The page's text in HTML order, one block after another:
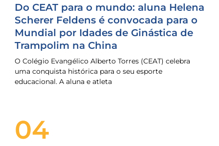
Do CEAT para o mundo: aluna Helena
Scherer Feldens é convocada para o
Mundial por Idades de Ginástica de
Trampolim na China
O Colégio Evangélico Alberto Torres (CEAT) celebra
uma conquista histórica para o seu esporte
educacional. A aluna e atleta
04